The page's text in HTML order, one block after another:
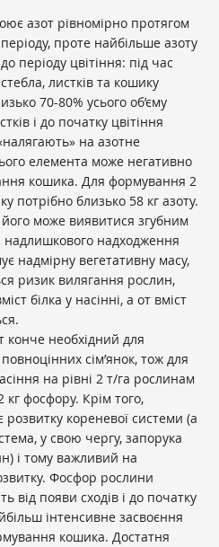
азот рівномірно протягом
проте найбільше азоту
періоду цвітіння: під час
листків та кошику
70-80% усього об’єму
і до початку цвітіння
на азотне
елемента може негативно
кошика. Для формування 2
потрібно близько 58 кг азоту.
може виявитися згубним
надлишкового надходження
надмірну вегетативну масу,
ризик вилягання рослин,
білка у насінні, а от вміст
конче необхідний для
сім’янок, тож для
на рівні 2 т/га рослинам
фосфору. Крім того,
кореневої системи (а
у свою чергу, запорука
і тому важливий на
Фосфор рослини
від появи сходів і до початку
інтенсивне засвоєння
кошика. Достатня